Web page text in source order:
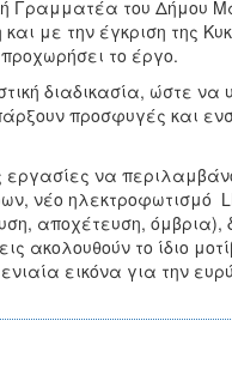
Γραμματέα του Δήμου
με την έγκριση της
το έργο.
διαδικασία, ώστε να
προσφυγές και
εργασίες να
νέο ηλεκτροφωτισμό
αποχέτευση, όμβρια),
ακολουθούν το ίδιο
εικόνα για την